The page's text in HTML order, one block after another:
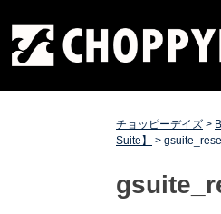
content
チョッピーデイズ
EC事業支援・ゼロから軌道にの
事業支援・ECサイト立ち上げ・
チング チョッピーデイズ
チョッピーデイズ >
Suite】
>